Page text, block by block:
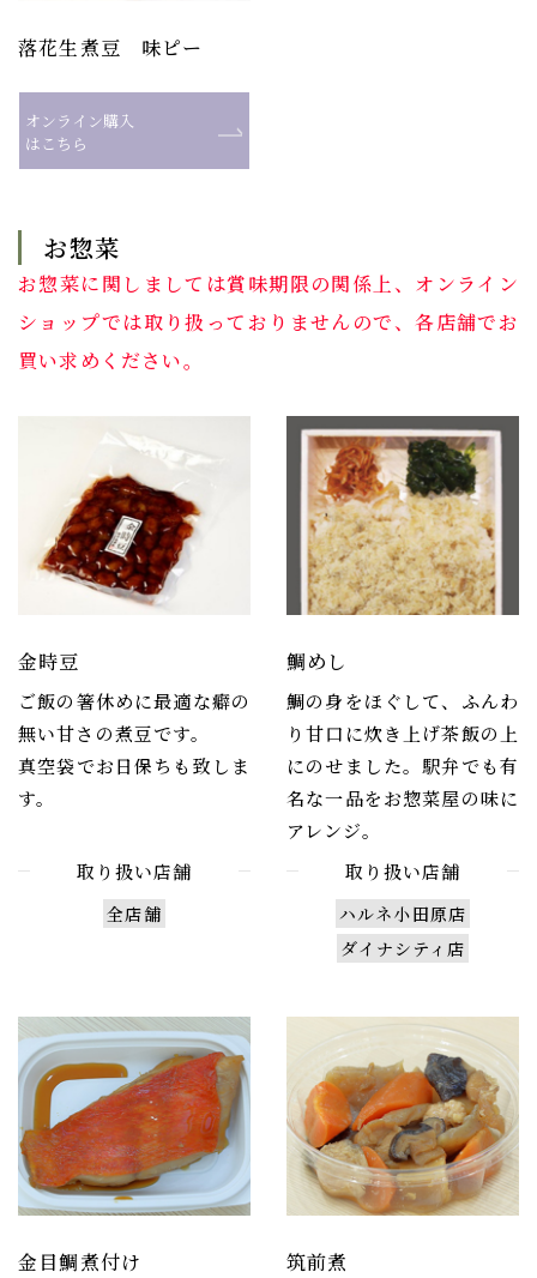
落花生煮豆 味ピー
オンライン購入
はこちら
お惣菜
お惣菜に関しましては賞味期限の関係上、オンライン
ショップでは取り扱っておりませんので、各店舗でお
買い求めください。
金時豆
ご飯の箸休めに最適な癖の
無い甘さの煮豆です。
真空袋でお日保ちも致しま
す。
取り扱い店舗
全店舗
鯛めし
鯛の身をほぐして、ふんわ
り甘口に炊き上げ茶飯の上
にのせました。駅弁でも有
名な一品をお惣菜屋の味に
アレンジ。
取り扱い店舗
ハルネ小田原店
ダイナシティ店
金目鯛煮付け 筑前煮